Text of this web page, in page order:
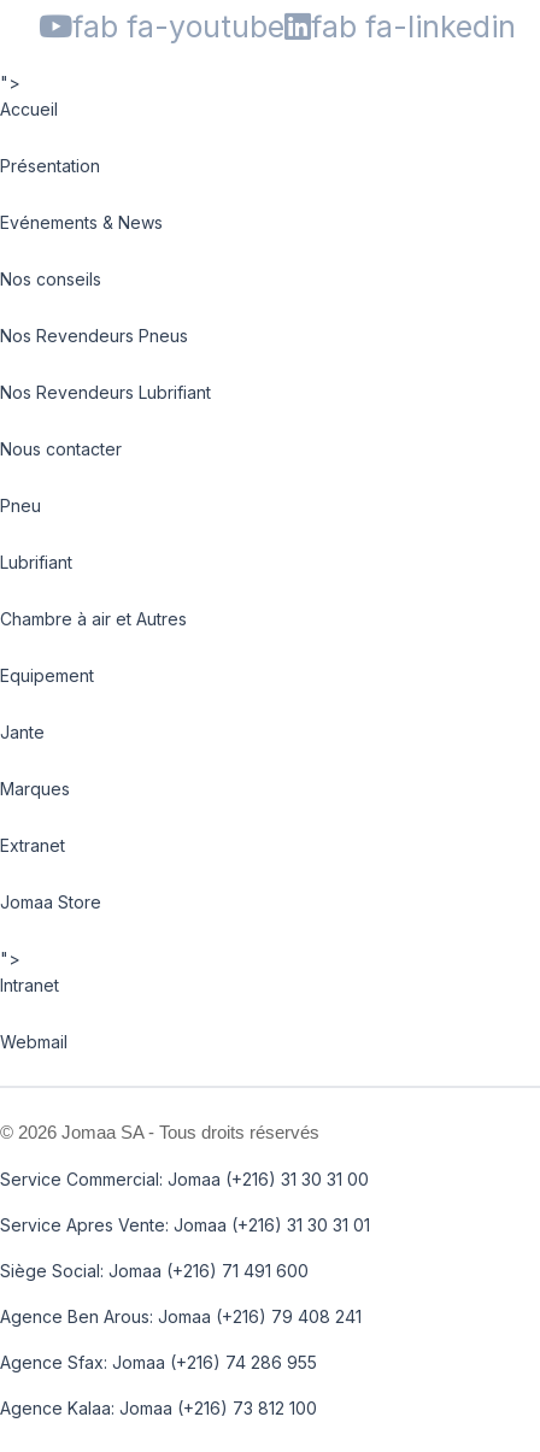
fab fa-youtube
fab fa-linkedin
">
Accueil
Présentation
Evénements & News
Nos conseils
Nos Revendeurs Pneus
Nos Revendeurs Lubrifiant
Nous contacter
Pneu
Lubrifiant
Chambre à air et Autres
Equipement
Jante
Marques
Extranet
Jomaa Store
">
Intranet
Webmail
© 2026 Jomaa SA - Tous droits réservés
Service Commercial: Jomaa (+216) 31 30 31 00
Service Apres Vente: Jomaa (+216) 31 30 31 01
Siège Social: Jomaa (+216) 71 491 600
Agence Ben Arous: Jomaa (+216) 79 408 241
Agence Sfax: Jomaa (+216) 74 286 955
Agence Kalaa: Jomaa (+216) 73 812 100